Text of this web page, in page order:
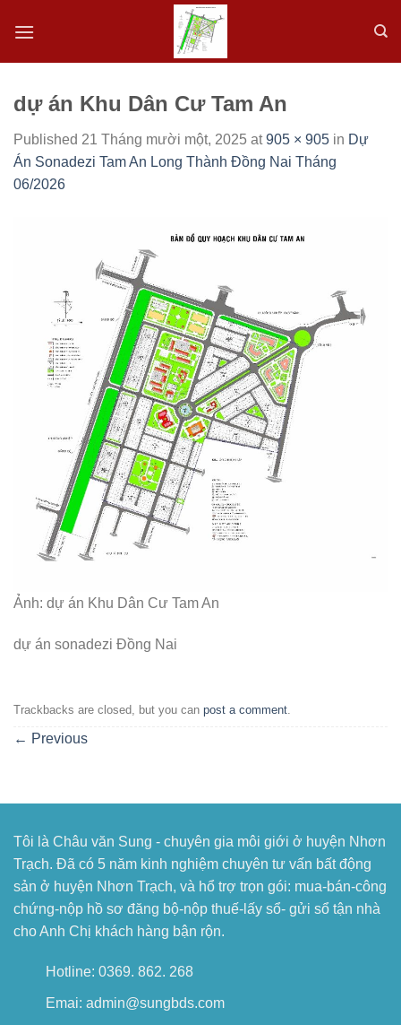
dự án Khu Dân Cư Tam An
Published 21 Tháng mười một, 2025 at905 × 905 in Dự
Án Sonadezi Tam An Long Thành Đồng Nai Tháng
06/2026
Ảnh: dự án Khu Dân Cư Tam An
dự án sonadezi Đồng Nai
Trackbacks are closed, but you can post a comment
← Previous
Tôi là Châu văn Sung - chuyên gia môi giới ở huyện Nhơn
Trạch. Đã có 5 năm kinh nghiệm chuyên tư vấn bất động
sản ở huyện Nhơn Trạch, và hổ trợ trọn gói: mua-bán-công
chứng-nộp hồ sơ đăng bộ-nộp thuế-lấy sổ- gửi sổ tận nhà
cho Anh Chị khách hàng bận rộn.
Hotline: 0369. 862. 268
Emai: admin@sungbds.com